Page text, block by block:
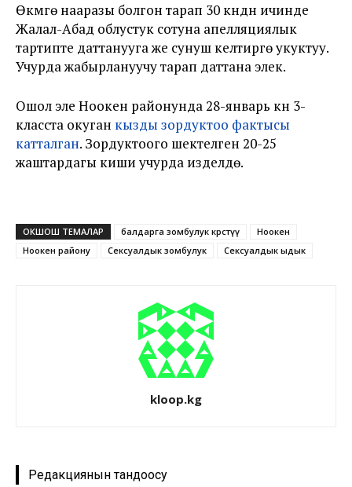
Өкүмгө нааразы болгон тарап 30 күндүн ичинде
Жалал-Абад облустук сотуна апелляциялык
тартипте даттанууга же сунуш келтирүүгө укуктуу.
Учурда жабырлануучу тарап даттана элек.
Ошол эле Ноокен районунда 28-январь күнү 3-
класста окуган кызды зордуктоо фактысы
катталган. Зордуктоого шектелген 20-25
жаштардагы киши учурда изделүүдө.
ОКШОШ ТЕМАЛАР балдарга зомбулук көрсөтүү
Ноокен
Ноокен району
Сексуалдык зомбулук Сексуалдык ыдык
kloop.kg
Редакциянын тандоосу